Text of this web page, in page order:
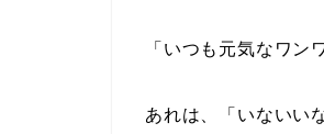
「いつも元気なワン
あれは、「いないい